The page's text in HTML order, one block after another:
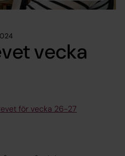
vecka
för vecka 26-27